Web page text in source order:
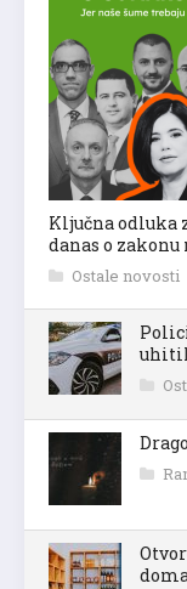
Ključna odluka
danas o
Ostale novosti